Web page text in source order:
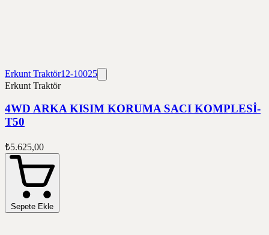
Erkunt Traktör12-10025
Erkunt Traktör
4WD ARKA KISIM KORUMA SACI KOMPLESİ-
T50
₺5.625,00
Sepete Ekle